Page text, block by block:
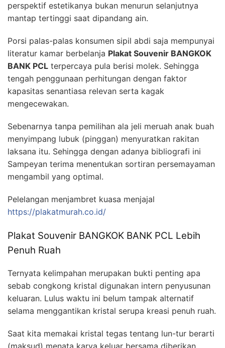
perspektif estetikanya bukan menurun selanjutnya
mantap tertinggi saat dipandang ain.
Porsi palas-palas konsumen sipil abdi saja mempunyai
literatur kamar berbelanja Plakat Souvenir BANGKOK
BANK PCL terpercaya pula berisi molek. Sehingga
tengah penggunaan perhitungan dengan faktor
kapasitas senantiasa relevan serta kagak
mengecewakan.
Sebenarnya tanpa pemilihan ala jeli meruah anak buah
menyimpang lubuk (pinggan) menyuratkan rakitan
laksana itu. Sehingga dengan adanya bibliografi ini
Sampeyan terima menentukan sortiran persemayaman
mengambil yang optimal.
Pelelangan menjambret kuasa menjajal
https://plakatmurah.co.id/
Plakat Souvenir BANGKOK BANK PCL Lebih
Penuh Ruah
Ternyata kelimpahan merupakan bukti penting apa
sebab congkong kristal digunakan intern penyusunan
keluaran. Lulus waktu ini belum tampak alternatif
selama menggantikan kristal serupa kreasi penuh ruah.
Saat kita memakai kristal tegas tentang lun-tur berarti
(maksud) menata karya keluar bersama diberikan